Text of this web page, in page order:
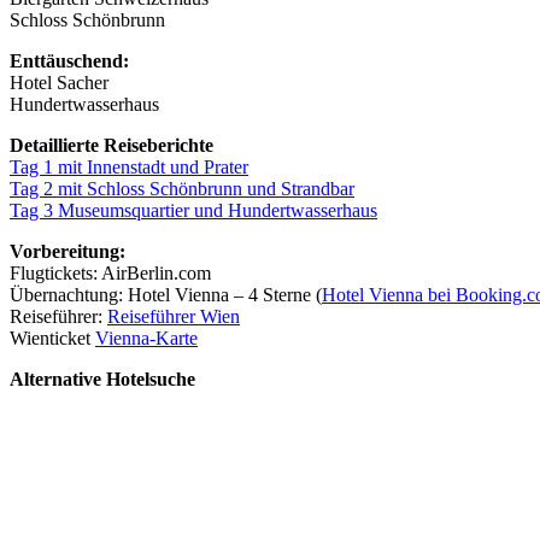
Schloss Schönbrunn
Enttäuschend:
Hotel Sacher
Hundertwasserhaus
Detaillierte Reiseberichte
Tag 1 mit Innenstadt und Prater
Tag 2 mit Schloss Schönbrunn und Strandbar
Tag 3 Museumsquartier und Hundertwasserhaus
Vorbereitung:
Flugtickets: AirBerlin.com
Übernachtung: Hotel Vienna – 4 Sterne (Hotel Vienna bei
Reiseführer: Reiseführer Wien
Wienticket Vienna-Karte
Alternative Hotelsuche